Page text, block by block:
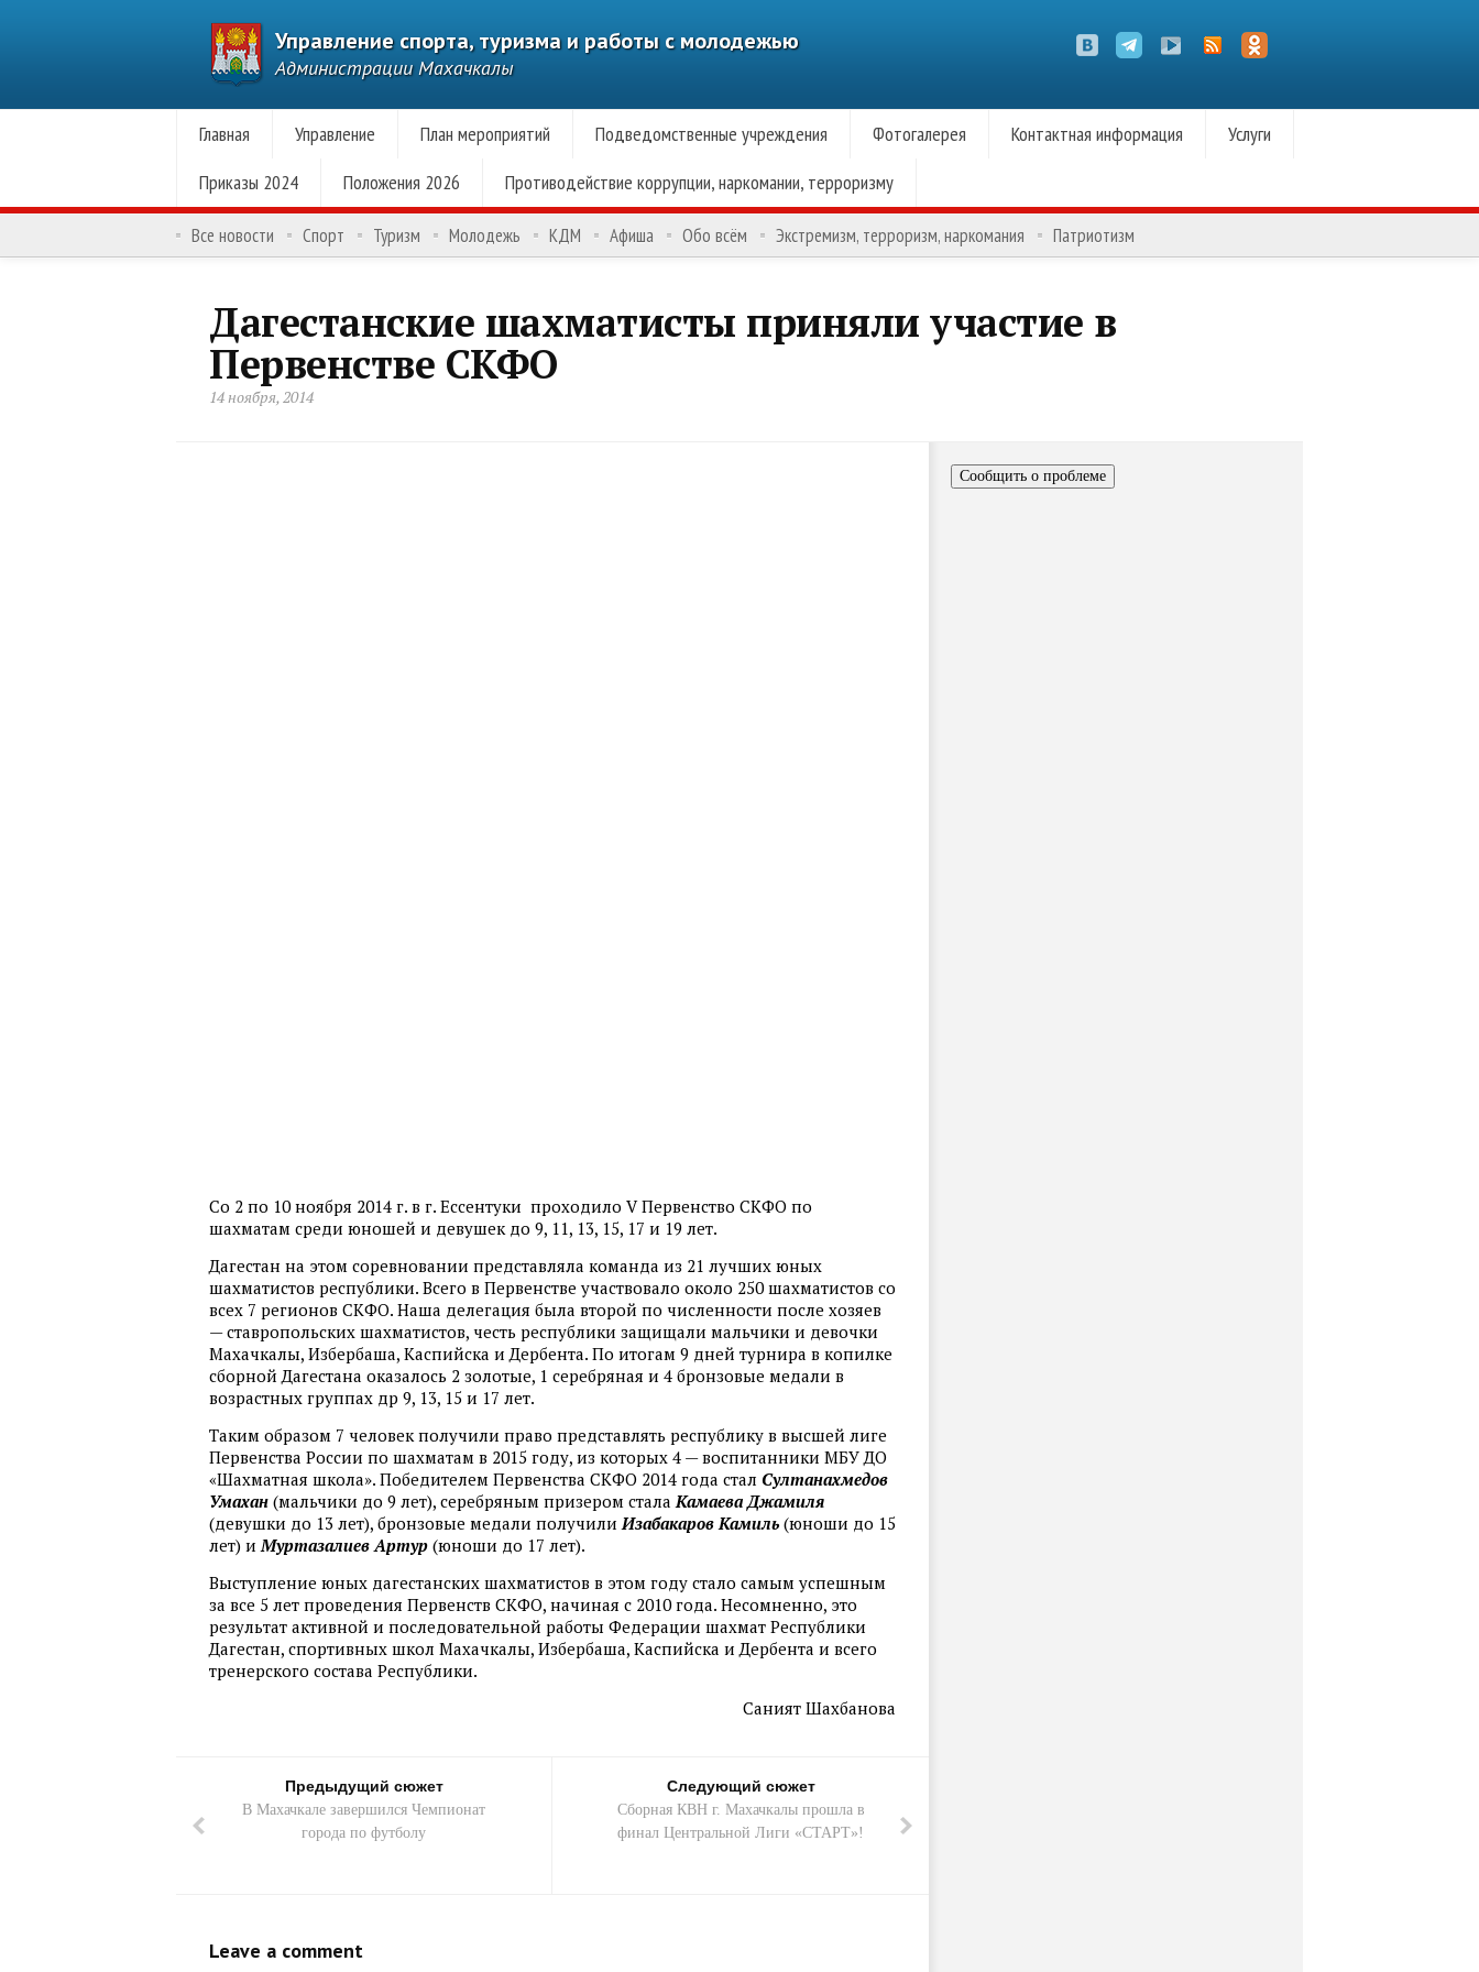
Управление спорта, туризма и работы с молодежью
Администрации Махачкалы
Главная Управление План мероприятий Подведомственные учреждения Фотогалерея Контактная информация
Услуги
Приказы 2024
Положения 2026 Противодействие коррупции, наркомании, терроризму
Все новости Спорт Туризм Молодежь КДМ Афиша Обо всём Экстремизм, терроризм, наркомания Патриотизм
Дагестанские шахматисты приняли участие в
Первенстве СКФО
14 ноября, 2014
Со 2 по 10 ноября 2014 г. в г. Ессентуки проходило V Первенство СКФО по
шахматам среди юношей и девушек до 9, 11, 13, 15, 17 и 19 лет.
Дагестан на этом соревновании представляла команда из 21 лучших юных
шахматистов республики. Всего в Первенстве участвовало около 250 шахматистов со
всех 7 регионов СКФО. Наша делегация была второй по численности после хозяев
— ставропольских шахматистов, честь республики защищали мальчики и девочки
Махачкалы, Избербаша, Каспийска и Дербента. По итогам 9 дней турнира в копилке
сборной Дагестана оказалось 2 золотые, 1 серебряная и 4 бронзовые медали в
возрастных группах др 9, 13, 15 и 17 лет.
Таким образом 7 человек получили право представлять республику в высшей лиге
Первенства России по шахматам в 2015 году, из которых 4 — воспитанники МБУ ДО
«Шахматная школа». Победителем Первенства СКФО 2014 года стал Султанахмедов
Умахан (мальчики до 9 лет), серебряным призером сталаКамаева Джамиля
(девушки до 13 лет), бронзовые медали получилиИзабакаров Камиль (юноши до 15
лет) иМуртазалиев Артур (юноши до 17 лет).
Выступление юных дагестанских шахматистов в этом году стало самым успешным
за все 5 лет проведения Первенств СКФО, начиная с 2010 года. Несомненно, это
результат активной и последовательной работы Федерации шахмат Республики
Дагестан, спортивных школ Махачкалы, Избербаша, Каспийска и Дербента и всего
тренерского состава Республики.
Саният Шахбанова
Предыдущий сюжет
В Махачкале завершился Чемпионат
города по футболу
Следующий сюжет
Сборная КВН г. Махачкалы прошла в
финал Центральной Лиги «СТАРТ»!
Leave a comment
Сообщить о проблеме